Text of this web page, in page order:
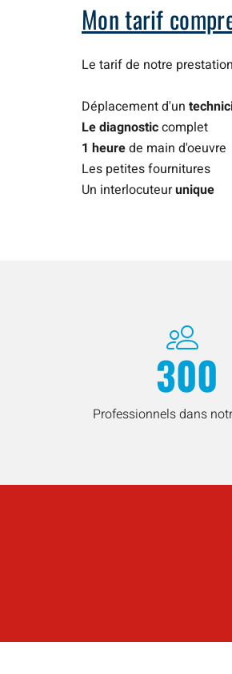
Mon tarif
Le tarif de notre prestation
Déplacement d'un
Le diagnosticcomplet
1 heurede main d'oeuvre
Les petites fournitures
Un interlocuteurunique
300
Professionnels dans